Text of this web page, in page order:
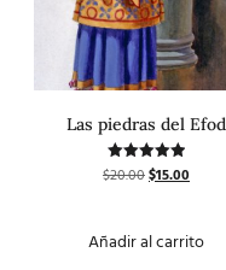
Las piedras del Efod
Valorado
con
$20.00$15.00
Añadir al carrito